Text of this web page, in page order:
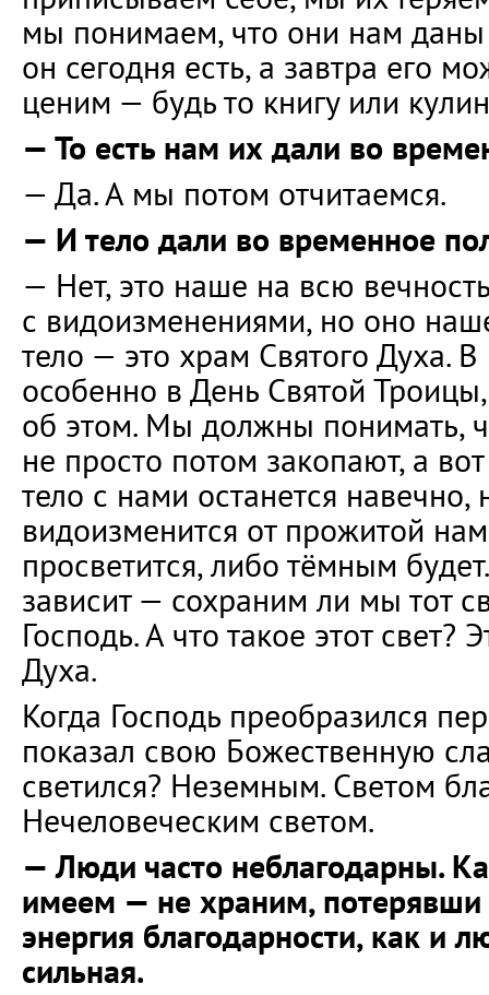
мы понимаем, что они нам
он сегодня есть, а завтра его
ценим — будь то книгу или
— То есть нам их дали во
— Да. А мы потом отчитаемся.
— И тело дали во временное
— Нет, это наше на всю
с видоизменениями, но оно
тело — это храм Святого Духа.
особенно в День Святой
об этом. Мы должны понимать,
не просто потом закопают, а
тело с нами останется навечно,
видоизменится от прожитой
просветится, либо тёмным
зависит — сохраним ли мы тот
Господь. А что такое этот свет?
Духа.
Когда Господь преобразился
показал свою Божественную
светился? Неземным. Светом
Нечеловеческим светом.
— Люди часто неблагодарны.
имеем — не храним,
энергия благодарности, как и
сильная.